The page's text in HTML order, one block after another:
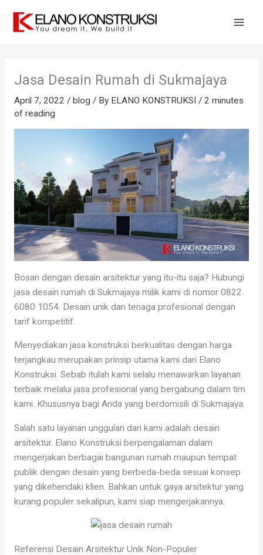
content
Jasa Desain Rumah di Sukmajaya
April 7, 2022 / blog / By ELANO KONSTRUKSI / 2 minutes
of reading
Bosan dengan desain arsitektur yang itu-itu saja? Hubungi
jasa desain rumah di Sukmajaya milik kami di nomor 0822
6080 1054. Desain unik dan tenaga profesional dengan
tarif kompetitif.
Menyediakan jasa konstruksi berkualitas dengan harga
terjangkau merupakan prinsip utama kami dari Elano
Konstruksi. Sebab itulah kami selalu menawarkan layanan
terbaik melalui jasa profesional yang bergabung dalam tim
kami. Khususnya bagi Anda yang berdomisili di Sukmajaya.
Salah satu layanan unggulan dari kami adalah desain
arsitektur. Elano Konstruksi berpengalaman dalam
mengerjakan berbagai bangunan rumah maupun tempat
publik dengan desain yang berbeda-beda sesuai konsep
yang dikehendaki klien. Bahkan untuk gaya arsitektur yang
kurang populer sekalipun, kami siap mengerjakannya.
Referensi Desain Arsitektur Unik Non-Populer